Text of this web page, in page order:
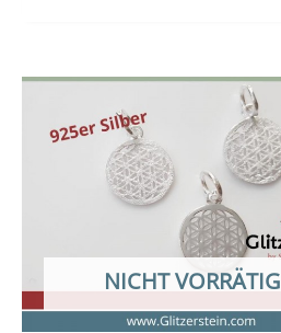
NICHT VORRÄTIG